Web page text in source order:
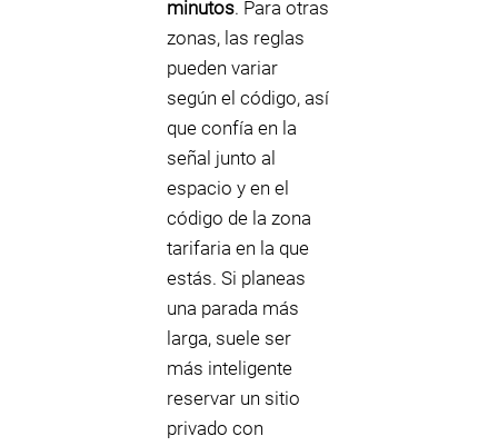
minutos. Para otras
zonas, las reglas
pueden variar
según el código, así
que confía en la
señal junto al
espacio y en el
código de la zona
tarifaria en la que
estás. Si planeas
una parada más
larga, suele ser
más inteligente
reservar un sitio
privado con